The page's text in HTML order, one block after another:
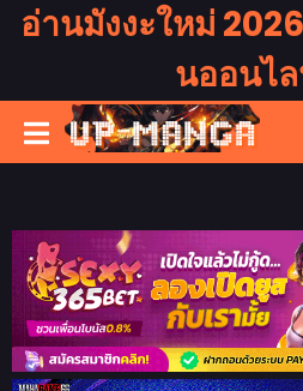
อ่านมังงะใหม่
นออนไ